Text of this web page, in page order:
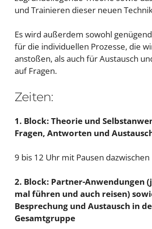
und Trainieren dieser neuen
Es wird außerdem sowohl
für die individuellen Prozesse, die
anstoßen, als auch für Austausch
auf Fragen.
Zeiten:
1. Block: Theorie und
Fragen, Antworten und
9 bis 12 Uhr mit Pausen dazwischen
2. Block: Partner-Anwendungen
mal führen und auch reisen)
Besprechung und Austausch in
Gesamtgruppe